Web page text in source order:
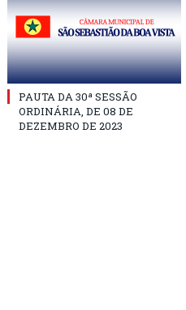
PAUTA DA 30ª SESSÃO
ORDINÁRIA, DE 08 DE
DEZEMBRO DE 2023